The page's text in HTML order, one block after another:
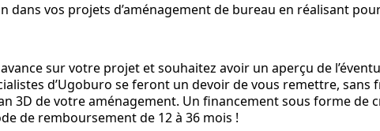
dans vos projets d’aménagement de bureau en réalisant
sur votre projet et souhaitez avoir un aperçu de
d’Ugoburo se feront un devoir de vous remettre,
3D de votre aménagement. Un financement sous forme de
de remboursement de 12 à 36 mois !